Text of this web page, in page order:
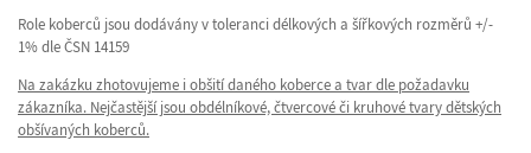
Role koberců jsou dodávány v toleranci délkových a šířkových rozměrů +/-
1% dle ČSN 14159
Na zakázku zhotovujeme i obšití daného koberce a tvar dle požadavku
zákazníka. Nejčastější jsou obdélníkové, čtvercové či kruhové tvary dětských
obšívaných koberců.